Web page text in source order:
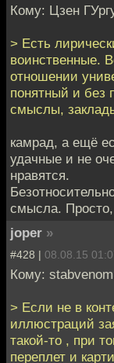
Кому: Цзен
> Есть
воинственные.
отношении
понятный и без
смыслы,
камрад, а ещё
удачные и не
нравятся.
смысла.
joper »
#428 | 08.08.15
Кому:
> Если не в
иллюстраций
такой-то , при
переплет и